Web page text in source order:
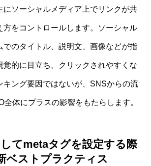
にソーシャルメディア上でリンクが共
方をコントロールします。ソーシャル
でのタイトル、説明文、画像などが指
覚的に目立ち、クリックされやすくな
キング要因ではないが、SNSからの流
全体にプラスの影響をもたらします。
てmetaタグを設定する際
ベストプラクティス